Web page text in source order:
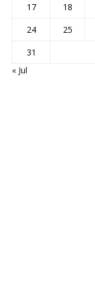
17
18
24
25
31
« Jul